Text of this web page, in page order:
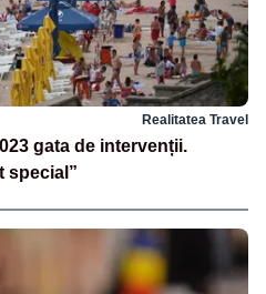
Realitatea Travel
gata de intervenții.
special”